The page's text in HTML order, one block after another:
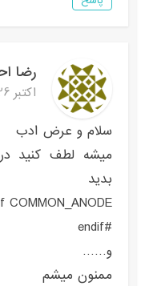
رضا
اکتبر 26, 2018 در 1:59 ب.ظ
سلام و عرض ادب
میشه لطف کنید
بدید
COMMON_ANODE#
#endif
و……
ممنون میشم